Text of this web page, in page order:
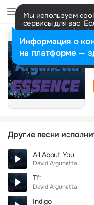
Мы используем
сервисы для вас.
настроить cookie-
представитель.
Разрешить все
Другие песни
All About You
David Argunetta
Tft
David Argunetta
Indigo
Информация о
на платформе —